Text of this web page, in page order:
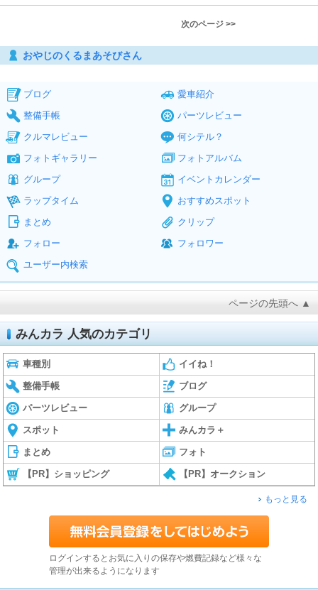
次のページ >>
おやじのくるまあそびさん
ブログ
愛車紹介
整備手帳
パーツレビュー
クルマレビュー
何シテル？
フォトギャラリー
フォトアルバム
グループ
イベントカレンダー
ラップタイム
おすすめスポット
まとめ
クリップ
フォロー
フォロワー
ユーザー内検索
ページの先頭へ ▲
みんカラ 人気のカテゴリ
車種別 イイね！
整備手帳 ブログ
パーツレビュー グループ
スポット みんカラ＋
まとめ フォト
【PR】ショッピング 【PR】オークション
もっと見る
ログインするとお気に入りの保存や燃費記録など様々な
管理が出来るようになります